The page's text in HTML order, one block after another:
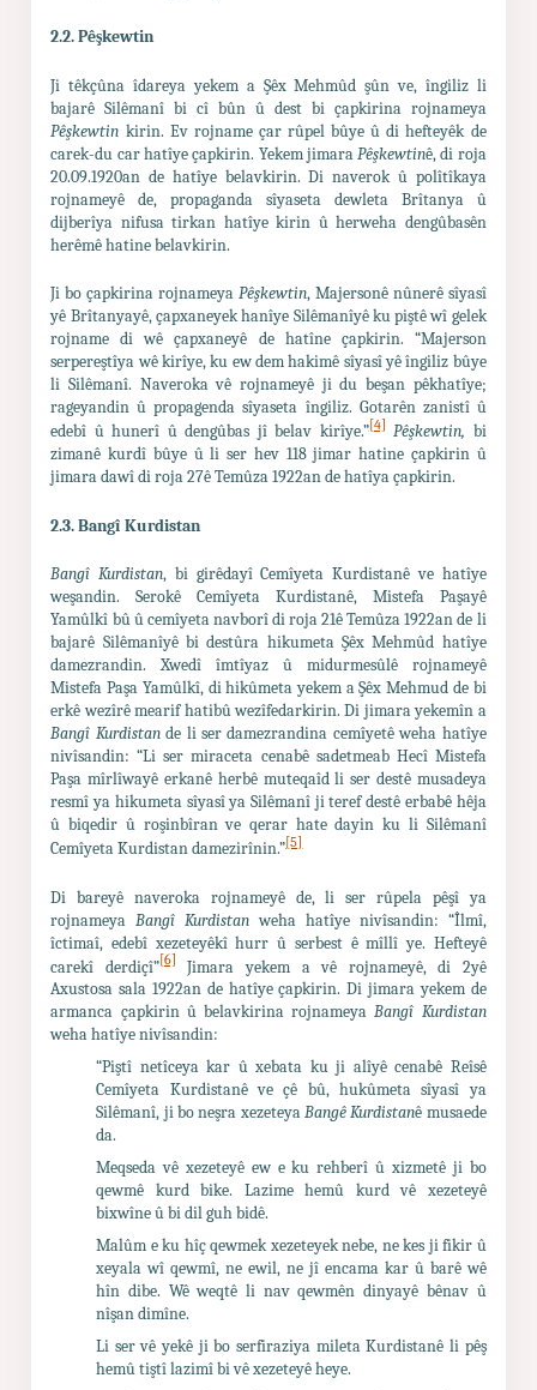
2.2. Pêşkewtin
Ji têkçûna îdareya yekem a Şêx Mehmûd şûn ve, îngiliz li
bajarê Silêmanî bi cî bûn û dest bi çapkirina rojnameya
Pêşkewtin kirin. Ev rojname çar rûpel bûye û di hefteyêk de
carek-du car hatîye çapkirin. Yekem jimaraPêşkewtinê, di roja
20.09.1920an de hatîye belavkirin. Di naverok û polîtîkaya
rojnameyê de, propaganda sîyaseta dewleta Brîtanya û
dijberîya nifusa tirkan hatîye kirin û herweha dengûbasên
herêmê hatine belavkirin.
Ji bo çapkirina rojnameya Pêşkewtin, Majersonê nûnerê sîyasî
yê Brîtanyayê, çapxaneyek hanîye Silêmanîyê ku piştê wî gelek
rojname di wê çapxaneyê de hatîne çapkirin. “Majerson
serpereştîya wê kirîye, ku ew dem hakimê sîyasî yê îngiliz bûye
li Silêmanî. Naveroka vê rojnameyê ji du beşan pêkhatîye;
rageyandin û propagenda sîyaseta îngiliz. Gotarên zanistî û
edebî û hunerî û dengûbas jî belav kirîye.”[4] Pêşkewtin, bi
zimanê kurdî bûye û li ser hev 118 jimar hatine çapkirin û
jimara dawî di roja 27ê Temûza 1922an de hatîya çapkirin.
2.3. Bangî Kurdistan
Bangî Kurdistan, bi girêdayî Cemîyeta Kurdistanê ve hatîye
weşandin. Serokê Cemîyeta Kurdistanê, Mistefa Paşayê
Yamûlkî bû û cemîyeta navborî di roja 21ê Temûza 1922an de li
bajarê Silêmanîyê bi destûra hikumeta Şêx Mehmûd hatîye
damezrandin. Xwedî îmtîyaz û midurmesûlê rojnameyê
Mistefa Paşa Yamûlkî, di hikûmeta yekem a Şêx Mehmud de bi
erkê wezîrê mearif hatibû wezîfedarkirin. Di jimara yekemîn a
Bangî Kurdistande li ser damezrandina cemîyetê weha hatîye
nivîsandin: “Li ser miraceta cenabê sadetmeab Hecî Mistefa
Paşa mîrlîwayê erkanê herbê muteqaîd li ser destê musadeya
resmî ya hikumeta sîyasî ya Silêmanî ji teref destê erbabê hêja
û biqedir û roşinbîran ve qerar hate dayin ku li Silêmanî
Cemîyeta Kurdistan damezirînin.” [5]
Di bareyê naveroka rojnameyê de, li ser rûpela pêşî ya
rojnameyaBangî Kurdistan weha hatîye nivîsandin: “Îlmî,
îctimaî, edebî xezeteyêkî hurr û serbest ê mîllî ye. Hefteyê
carekî derdiçî”[6]
Jimara yekem a vê rojnameyê, di 2yê
Axustosa sala 1922an de hatîye çapkirin. Di jimara yekem de
armanca çapkirin û belavkirina rojnameyaBangî Kurdistan
weha hatîye nivîsandin:
“Piştî netîceya kar û xebata ku ji alîyê cenabê Reîsê
Cemîyeta Kurdistanê ve çê bû, hukûmeta sîyasî ya
Silêmanî, ji bo neşra xezeteyaBangê Kurdistanê musaede
da.
Meqseda vê xezeteyê ew e ku rehberî û xizmetê ji bo
qewmê kurd bike. Lazime hemû kurd vê xezeteyê
bixwîne û bi dil guh bidê.
Malûm e ku hîç qewmek xezeteyek nebe, ne kes ji fikir û
xeyala wî qewmî, ne ewil, ne jî encama kar û barê wê
hîn dibe. Wê weqtê li nav qewmên dinyayê bênav û
nîşan dimîne.
Li ser vê yekê ji bo serfiraziya mileta Kurdistanê li pêş
hemû tiştî lazimî bi vê xezeteyê heye.